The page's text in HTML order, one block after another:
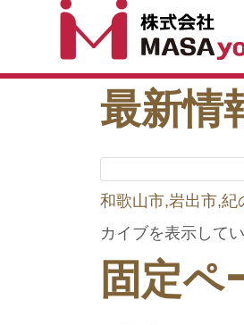
最新情
和歌山市,岩出市,紀
カイブを表示してい
固定ペ